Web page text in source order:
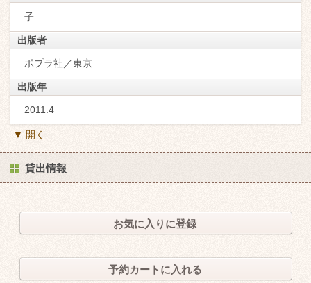
子
出版者
ポプラ社／東京
出版年
2011.4
▼ 開く
貸出情報
お気に入りに登録
予約カートに入れる